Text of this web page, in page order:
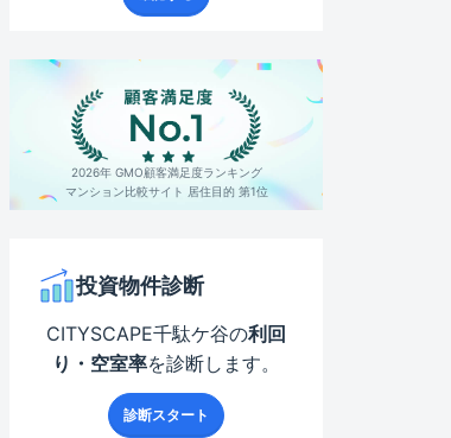
2026年 GMO顧客満足度ランキング
マンション比較サイト 居住目的 第1位
投資物件診断
CITYSCAPE千駄ケ谷の利回
り・空室率を診断します。
診断スタート